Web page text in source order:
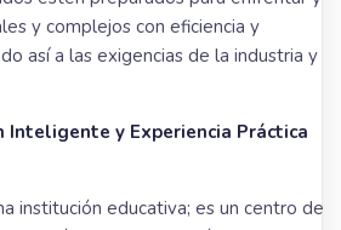
y complejos con eficiencia y
así a las exigencias de la industria y
Inteligente y Experiencia Práctica
institución educativa; es un centro de